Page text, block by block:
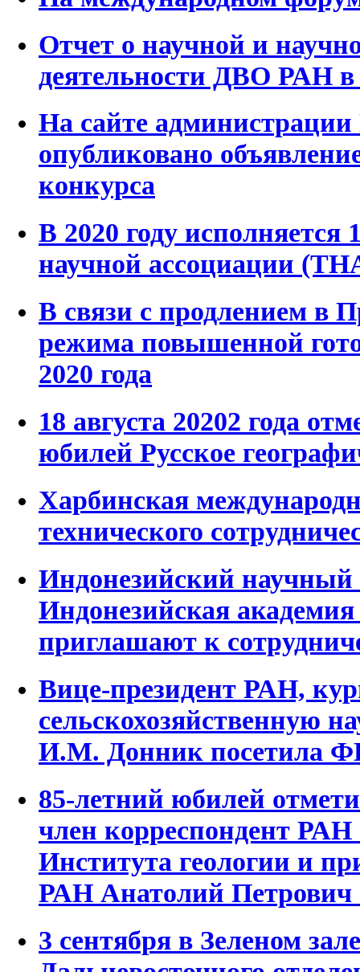
Отчет о научной и
деятельности ДВО РАН в
На сайте
опубликовано
конкурса
В 2020 году исполняется
научной ассоциации
В связи с продлением в
режима повышенной
2020 года
18 августа 20202 года
юбилей Русское
Харбинская
технического
Индонезийский
Индонезийская
приглашают к
Вице-президент РАН,
сельскохозяйственную
И.М. Донник посетила
85-летний юбилей
член корреспондент
Института геологии и
РАН Анатолий
3 сентября в Зеленом